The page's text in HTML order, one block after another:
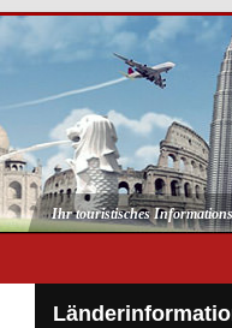
Ihr touristisches